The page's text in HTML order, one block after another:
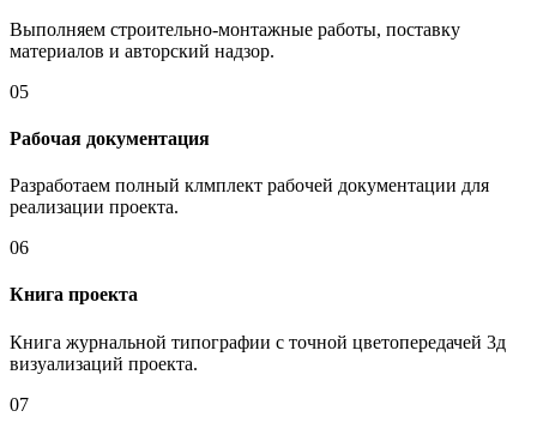
Выполняем строительно-монтажные работы, поставку
материалов и авторский надзор.
05
Рабочая документация
Разработаем полный клмплект рабочей документации для
реализации проекта.
06
Книга проекта
Книга журнальной типографии с точной цветопередачей 3д
визуализаций проекта.
07